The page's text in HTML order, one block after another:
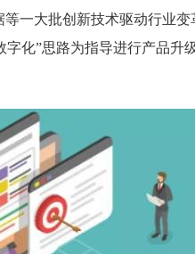
一大批创新技术驱动行业
字化”思路为指导进行产品升